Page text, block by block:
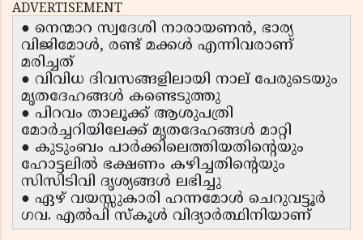
ADVERTISEMENT
● നെന്മാറ സ്വദേശി നാരായണൻ, ഭാര്യ
വിജിമോൾ, രണ്ട് മക്കൾ എന്നിവരാണ്
മരിച്ചത്
● വിവിധ ദിവസങ്ങളിലായി നാല് പേരുടെയും
മൃതദേഹങ്ങൾ കണ്ടെടുത്തു
● പിറവം താലൂക്ക് ആശുപത്രി
മോർച്ചറിയിലേക്ക് മൃതദേഹങ്ങൾ മാറ്റി
● കുടുംബം പാർക്കിലെത്തിയതിന്റെയും
ഹോട്ടലിൽ ഭക്ഷണം കഴിച്ചതിന്റെയും
സിസിടിവി ദൃശ്യങ്ങൾ ലഭിച്ചു
● ഏഴ് വയസ്സുകാരി ഹന്നമോൾ ചെറുവട്ടൂർ
ഗവ. എൽപി സ്കൂൾ വിദ്യാർത്ഥിനിയാണ്